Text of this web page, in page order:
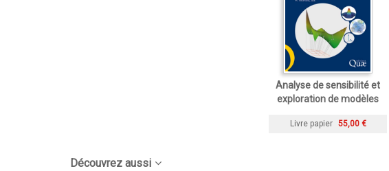
Analyse de sensibilité et
exploration de modèles
Livre papier 55,00 €
Découvrez aussi